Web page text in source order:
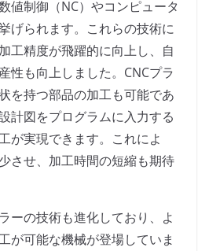
値制御（NC）やコンピュータ
げられます。これらの技術に
工精度が飛躍的に向上し、自
性も向上しました。CNCプラ
を持つ部品の加工も可能であ
計図をプログラムに入力する
が実現できます。これによ
させ、加工時間の短縮も期待
ーの技術も進化しており、よ
が可能な機械が登場していま